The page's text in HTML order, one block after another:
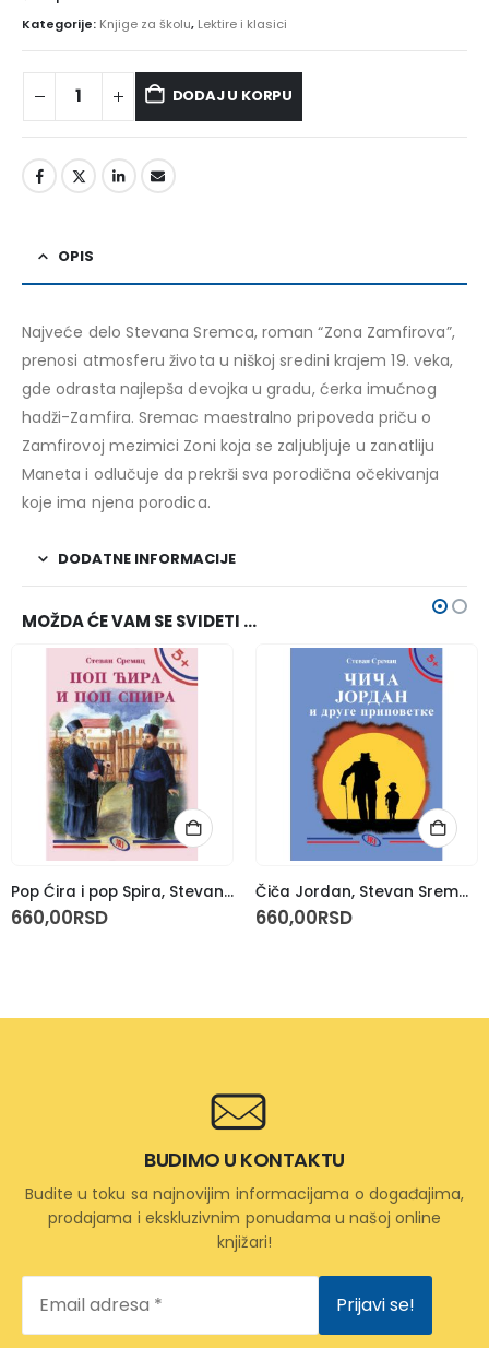
Kategorije: Knjige za školu, Lektire i klasici
DODAJ U KORPU
Alternative:
OPIS
Najveće delo Stevana Sremca, roman “Zona Zamfirova”,
prenosi atmosferu života u niškoj sredini krajem 19. veka,
gde odrasta najlepša devojka u gradu, ćerka imućnog
hadži-Zamfira. Sremac maestralno pripoveda priču o
Zamfirovoj mezimici Zoni koja se zaljubljuje u zanatliju
Maneta i odlučuje da prekrši sva porodična očekivanja
koje ima njena porodica.
DODATNE INFORMACIJE
MOŽDA ĆE VAM SE SVIDETI …
Pop Ćira i pop Spira, Stevan Sremac
660,00RSD
Čiča Jordan, Stevan Sremac
660,00RSD
Email
adresa
*
BUDIMO U KONTAKTU
Budite u toku sa najnovijim informacijama o događajima,
prodajama i ekskluzivnim ponudama u našoj online
knjižari!